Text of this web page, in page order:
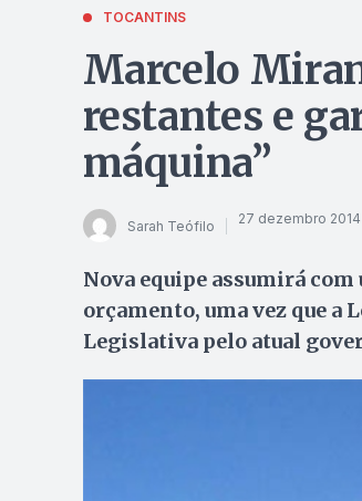
TOCANTINS
Marcelo
restantes e
máquina”
Sarah Teófilo 27 dezembro 2014
Nova equipe assumirá com
orçamento, uma vez que a
Legislativa pelo atual